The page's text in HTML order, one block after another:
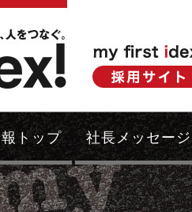
トップ 社長メッセージ